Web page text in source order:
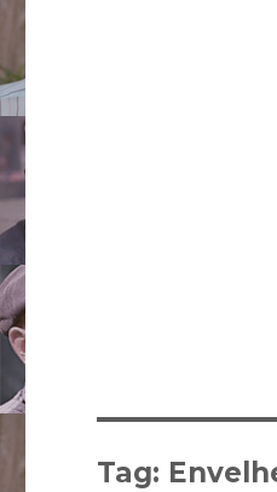
Tag: